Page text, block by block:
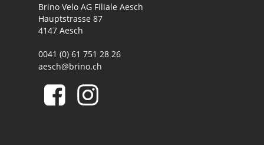
Brino Velo AG Filiale Aesch
Hauptstrasse 87
4147 Aesch
0041 (0) 61 751 28 26
aesch@brino.ch